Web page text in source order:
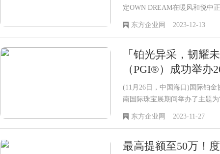
定OWN DREAM在暖风和悦中
店：广百天河中怡店，也是他
东方企业网 2023-12-13
「铂光异采，韧耀
（PGI®）成功举办
(11月26日，中国海口)国际铂
南国际珠宝展期间举办了主题
论坛。聚焦本次论坛，协会不
多元机遇与挑战畅所欲言，通
东方企业网 2023-11-27
最高提额至50万！